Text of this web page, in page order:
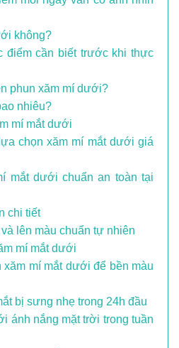
không?
điểm cần biết trước khi thực
phun xăm mí dưới?
nhiêu?
mí mắt dưới
chọn xăm mí mắt dưới giá
mắt dưới chuẩn an toàn tại
chi tiết
lên màu chuẩn tự nhiên
mí mắt dưới
mí mắt dưới để bền màu
bị sưng nhẹ trong 24h đầu
ánh nắng mặt trời trong tuần